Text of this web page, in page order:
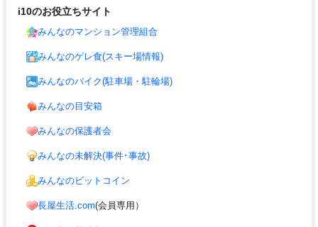
i10のお役立ちサイト
みんなのマンション管理組合
みんなのゲレ食(スキー場情報)
みんなのバイク(駐車場・駐輪場)
みんなの目安箱
みんなの保護者会
みんなの未解決(事件･事故)
みんなのビットコイン
長屋生活.com(会員専用）